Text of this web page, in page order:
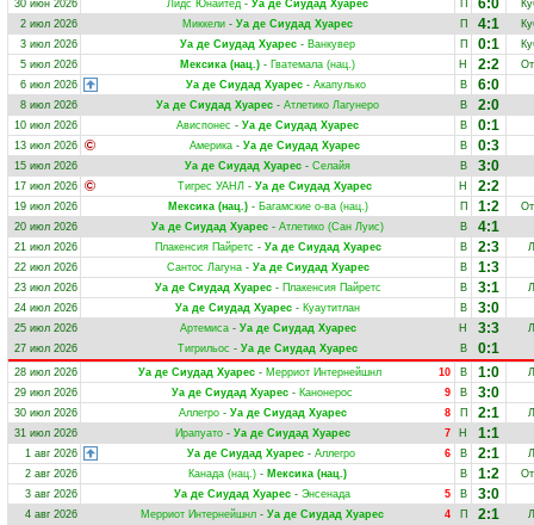
30 июн 2026
Лидс Юнайтед - Уа де Сиудад Хуарес П 6:0
2 июл 2026
Миккели - Уа де Сиудад Хуарес П 4:1
3 июл 2026
Уа де Сиудад Хуарес - Ванкувер П 0:1
5 июл 2026
Мексика (нац.) - Гватемала (нац.) Н 2:2
6 июл 2026
Уа де Сиудад Хуарес - Акапулько В 6:0
8 июл 2026 Уа де Сиудад Хуарес - Атлетико Лагунеро В 2:0
10 июл 2026 Ависпонес - Уа де Сиудад Хуарес В 0:1
13 июл 2026 Америка- Уа де Сиудад Хуарес В 0:3
15 июл 2026 Уа де Сиудад Хуарес - Селайя В 3:0
17 июл 2026 Тигрес УАНЛ - Уа де Сиудад Хуарес Н 2:2
19 июл 2026 Мексика (нац.)- Багамские о-ва (нац.) П 1:2
20 июл 2026
Уа де Сиудад Хуарес - Атлетико (Сан Луис) В 4:1
21 июл 2026 Плакенсия Пайретс - Уа де Сиудад Хуарес В 2:3
22 июл 2026
Сантос Лагуна- Уа де Сиудад Хуарес В 1:3
23 июл 2026 Уа де Сиудад Хуарес- Плакенсия Пайретс В 3:1
24 июл 2026
Уа де Сиудад Хуарес - Куаутитлан В 3:0
25 июл 2026 Артемиса- Уа де Сиудад Хуарес Н 3:3
27 июл 2026
Тигрильос - Уа де Сиудад Хуарес В 0:1
28 июл 2026 10
Уа де Сиудад Хуарес- Мерриот Интернейшнл В 1:0
29 июл 2026
9
Уа де Сиудад Хуарес - Канонерос В 3:0
30 июл 2026 8
Аллегро- Уа де Сиудад Хуарес П 2:1
31 июл 2026
7
Ирапуато- Уа де Сиудад Хуарес Н 1:1
1 авг 2026 6
Уа де Сиудад Хуарес- Аллегро В 2:1
2 авг 2026
Канада (нац.) - Мексика (нац.) В 1:2
3 авг 2026
5
Уа де Сиудад Хуарес - Энсенада В 3:0
4 авг 2026 4
Мерриот Интернейшнл - Уа де Сиудад Хуарес П 2:1